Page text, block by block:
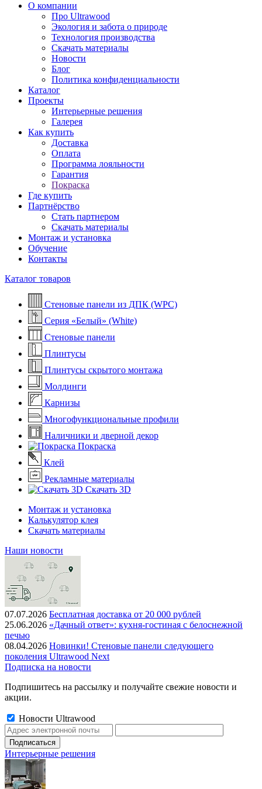
О компании
Про Ultrawood
Экология и забота о природе
Технология производства
Скачать материалы
Новости
Блог
Политика конфиденциальности
Каталог
Проекты
Интерьерные решения
Галерея
Как купить
Доставка
Оплата
Программа лояльности
Гарантия
Покраска
Где купить
Партнёрство
Стать партнером
Скачать материалы
Монтаж и установка
Обучение
Контакты
Каталог товаров
Стеновые панели из ДПК (WPC)
Серия «Белый» (White)
Стеновые панели
Плинтусы
Плинтусы скрытого монтажа
Молдинги
Карнизы
Многофункциональные профили
Наличники и дверной декор
Покраска
Клей
Рекламные материалы
Скачать 3D
Монтаж и установка
Калькулятор клея
Скачать материалы
Наши новости
07.07.2026 Бесплатная доставка от 20 000 рублей
25.06.2026 «Дачный ответ»: кухня-гостиная с белоснежной
печью
08.04.2026 Новинки! Стеновые панели следующего
поколения Ultrawood Next
Подписка на новости
Подпишитесь на рассылку и получайте свежие новости и
акции.
Новости Ultrawood
Интерьерные решения